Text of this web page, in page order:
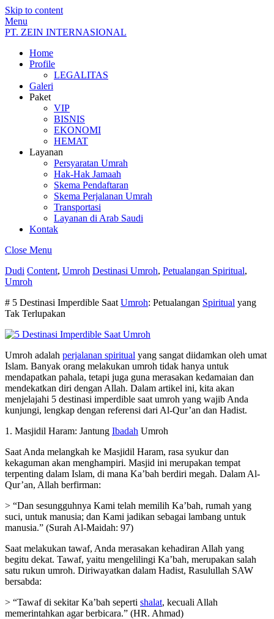
Skip to content
Menu
PT. ZEIN INTERNASIONAL
Home
Profile
LEGALITAS
Galeri
Paket
VIP
BISNIS
EKONOMI
HEMAT
Layanan
Persyaratan Umrah
Hak-Hak Jamaah
Skema Pendaftaran
Skema Perjalanan Umrah
Transportasi
Layanan di Arab Saudi
Kontak
Close Menu
Dudi Content, Umroh Destinasi Umroh, Petualangan Spiritual,
Umroh
# 5 Destinasi Imperdible Saat Umroh: Petualangan Spiritual yang
Tak Terlupakan
Umroh adalah perjalanan spiritual yang sangat diidamkan oleh umat
Islam. Banyak orang melakukan umroh tidak hanya untuk
mendapatkan pahala, tetapi juga guna merasakan kedamaian dan
mendekatkan diri dengan Allah. Dalam artikel ini, kita akan
menjelajahi 5 destinasi imperdible saat umroh yang wajib Anda
kunjungi, lengkap dengan referensi dari Al-Qur’an dan Hadist.
1. Masjidil Haram: Jantung Ibadah Umroh
Saat Anda melangkah ke Masjidil Haram, rasa syukur dan
kekaguman akan menghampiri. Masjid ini merupakan tempat
terpenting dalam Islam, di mana Ka’bah berdiri megah. Dalam Al-
Qur’an, Allah berfirman:
> “Dan sesungguhnya Kami telah memilih Ka’bah, rumah yang
suci, untuk manusia; dan Kami jadikan sebagai lambang untuk
manusia.” (Surah Al-Maidah: 97)
Saat melakukan tawaf, Anda merasakan kehadiran Allah yang
begitu dekat. Tawaf, yaitu mengelilingi Ka’bah, merupakan salah
satu rukun umroh. Diriwayatkan dalam Hadist, Rasulullah SAW
bersabda:
> “Tawaf di sekitar Ka’bah seperti shalat, kecuali Allah
memerintahkan agar berbicara.” (HR. Ahmad)